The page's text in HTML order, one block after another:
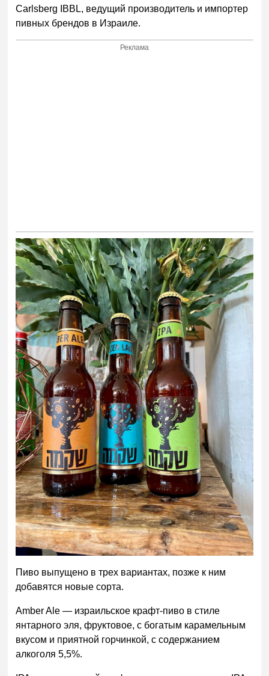
Carlsberg IBBL, ведущий производитель и импортер
пивных брендов в Израиле.
Реклама
Пиво выпущено в трех вариантах, позже к ним
добавятся новые сорта.
Amber Ale — израильское крафт-пиво в стиле
янтарного эля, фруктовое, с богатым карамельным
вкусом и приятной горчинкой, с содержанием
алкоголя 5,5%.